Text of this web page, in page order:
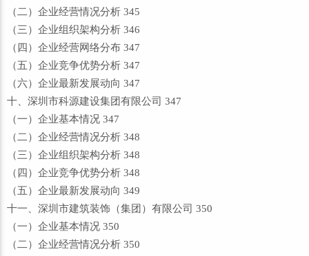
（二）企业经营情况分析 345
（三）企业组织架构分析 346
（四）企业经营网络分布 347
（五）企业竞争优势分析 347
（六）企业最新发展动向 347
十、深圳市科源建设集团有限公司 347
（一）企业基本情况 347
（二）企业经营情况分析 348
（三）企业组织架构分析 348
（四）企业竞争优势分析 348
（五）企业最新发展动向 349
十一、深圳市建筑装饰（集团）有限公司 350
（一）企业基本情况 350
（二）企业经营情况分析 350